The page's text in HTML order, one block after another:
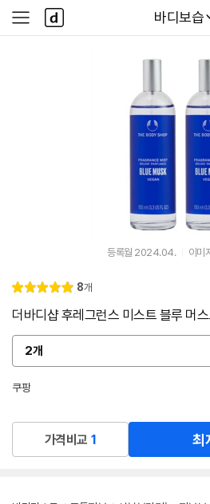
다나와
바디보습
사
이
다
나
와
등록월 2024.04. 이미
별
5.
리
8개
더바디샵 후레그런스 미스트 블루 머
2개
옵
션
선
쿠팡
가격비교 1 최